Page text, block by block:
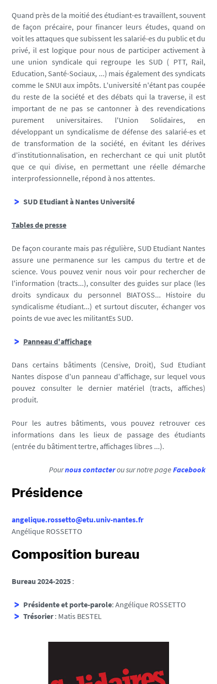
Quand près de la moitié des étudiant-es travaillent, souvent
de façon précaire, pour financer leurs études, quand on
voit les attaques que subissent les salarié-es du public et du
privé, il est logique pour nous de participer activement à
une union syndicale qui regroupe les SUD ( PTT, Rail,
Education, Santé-Sociaux, ...) mais également des syndicats
comme le SNUI aux impôts. L'université n'étant pas coupée
du reste de la société et des débats qui la traverse, il est
important de ne pas se cantonner à des revendications
purement universitaires. l'Union Solidaires, en
développant un syndicalisme de défense des salarié-es et
de transformation de la société, en évitant les dérives
d'institutionnalisation, en recherchant ce qui unit plutôt
que ce qui divise, en permettant une réelle démarche
interprofessionnelle, répond à nos attentes.
SUD Etudiant à Nantes Université
Tables de presse
De façon courante mais pas régulière, SUD Etudiant Nantes
assure une permanence sur les campus du tertre et de
science. Vous pouvez venir nous voir pour rechercher de
l'information (tracts...), consulter des guides sur place (les
droits syndicaux du personnel BIATOSS... Histoire du
syndicalisme étudiant...) et surtout discuter, échanger vos
points de vue avec les militantEs SUD.
Panneau d'affichage
Dans certains bâtiments (Censive, Droit), Sud Etudiant
Nantes dispose d'un panneau d'affichage, sur lequel vous
pouvez consulter le dernier matériel (tracts, affiches)
produit.
Pour les autres bâtiments, vous pouvez retrouver ces
informations dans les lieux de passage des étudiants
(entrée du bâtiment tertre, affichages libres ...).
Pournous contacterou sur notre page Facebook
Présidence
angelique.rossetto@etu.univ-nantes.fr
Angélique ROSSETTO
Composition bureau
Bureau 2024-2025 :
Présidente et porte-parole: Angélique ROSSETTO
Trésorier: Matis BESTEL